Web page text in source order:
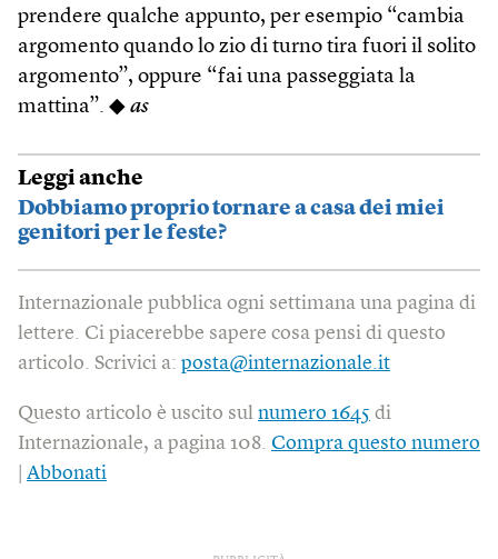
prendere qualche appunto, per esempio “cambia
argomento quando lo zio di turno tira fuori il solito
argomento”, oppure “fai una passeggiata la
mattina”. ◆ as
Leggi anche
Dobbiamo proprio tornare a casa dei miei
genitori per le feste?
Internazionale pubblica ogni settimana una pagina di
lettere. Ci piacerebbe sapere cosa pensi di questo
articolo. Scrivici a: posta@internazionale.it
Questo articolo è uscito sul numero 1645 di
Internazionale, a pagina 108. Compra questo numero
Abbonati